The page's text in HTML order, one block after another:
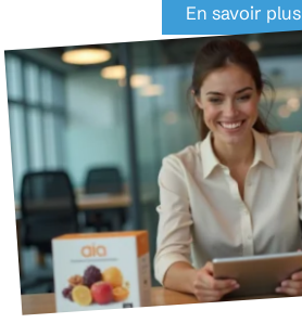
En savoir plus